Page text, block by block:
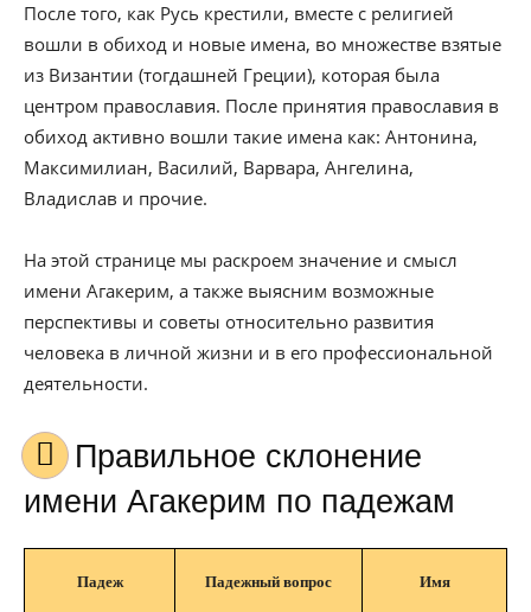
После того, как Русь крестили, вместе с религией
вошли в обиход и новые имена, во множестве взятые
из Византии (тогдашней Греции), которая была
центром православия. После принятия православия в
обиход активно вошли такие имена как: Антонина,
Максимилиан, Василий, Варвара, Ангелина,
Владислав и прочие.
На этой странице мы раскроем значение и смысл
имени Агакерим, а также выясним возможные
перспективы и советы относительно развития
человека в личной жизни и в его профессиональной
деятельности.
Правильное склонение
имени Агакерим по падежам
Падеж Падежный вопрос Имя